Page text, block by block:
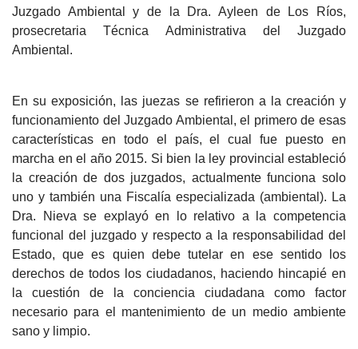
Juzgado Ambiental y de la Dra. Ayleen de Los Ríos,
prosecretaria Técnica Administrativa del Juzgado
Ambiental.
En su exposición, las juezas se refirieron a la creación y
funcionamiento del Juzgado Ambiental, el primero de esas
características en todo el país, el cual fue puesto en
marcha en el año 2015. Si bien la ley provincial estableció
la creación de dos juzgados, actualmente funciona solo
uno y también una Fiscalía especializada (ambiental). La
Dra. Nieva se explayó en lo relativo a la competencia
funcional del juzgado y respecto a la responsabilidad del
Estado, que es quien debe tutelar en ese sentido los
derechos de todos los ciudadanos, haciendo hincapié en
la cuestión de la conciencia ciudadana como factor
necesario para el mantenimiento de un medio ambiente
sano y limpio.